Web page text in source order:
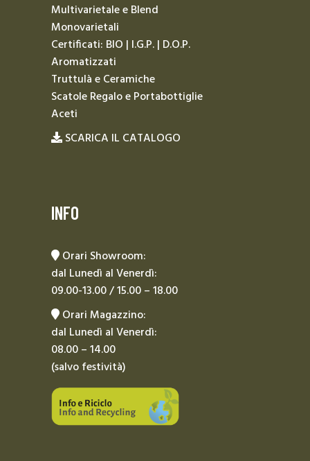
Multivarietale e Blend
Monovarietali
Certificati: BIO | I.G.P. | D.O.P.
Aromatizzati
Truttulà e Ceramiche
Scatole Regalo e Portabottiglie
Aceti
SCARICA IL CATALOGO
INFO
Orari Showroom:
dal Lunedì al Venerdì:
09.00-13.00 / 15.00 – 18.00
Orari Magazzino:
dal Lunedì al Venerdì:
08.00 – 14.00
(salvo festività)